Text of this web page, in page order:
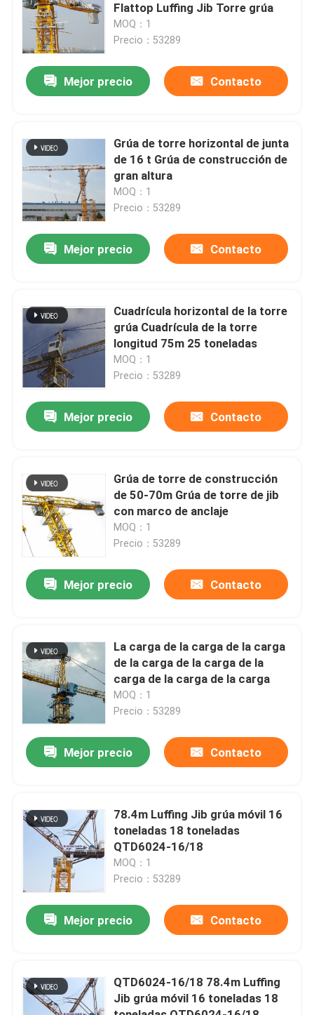
Productos
Videos
Sobre nosotros
Control de Calidad
Contacto
Solicitar una cotización
Grúa de la cabeza de martillo
Flattop Luffing Jib Torre grúa
MOQ：1
Precio：53289
Mejor precio Contacto
Grúa de torre horizontal de junta
de 16 t Grúa de construcción de
gran altura
MOQ：1
Precio：53289
Mejor precio Contacto
Cuadrícula horizontal de la torre
grúa Cuadrícula de la torre
longitud 75m 25 toneladas
MOQ：1
Precio：53289
Mejor precio Contacto
Grúa de torre de construcción
de 50-70m Grúa de torre de jib
con marco de anclaje
MOQ：1
Precio：53289
Mejor precio Contacto
La carga de la carga de la carga
de la carga de la carga de la
carga de la carga de la carga
MOQ：1
Precio：53289
Mejor precio Contacto
78.4m Luffing Jib grúa móvil 16
toneladas 18 toneladas
QTD6024-16/18
MOQ：1
Precio：53289
Mejor precio Contacto
QTD6024-16/18 78.4m Luffing
Jib grúa móvil 16 toneladas 18